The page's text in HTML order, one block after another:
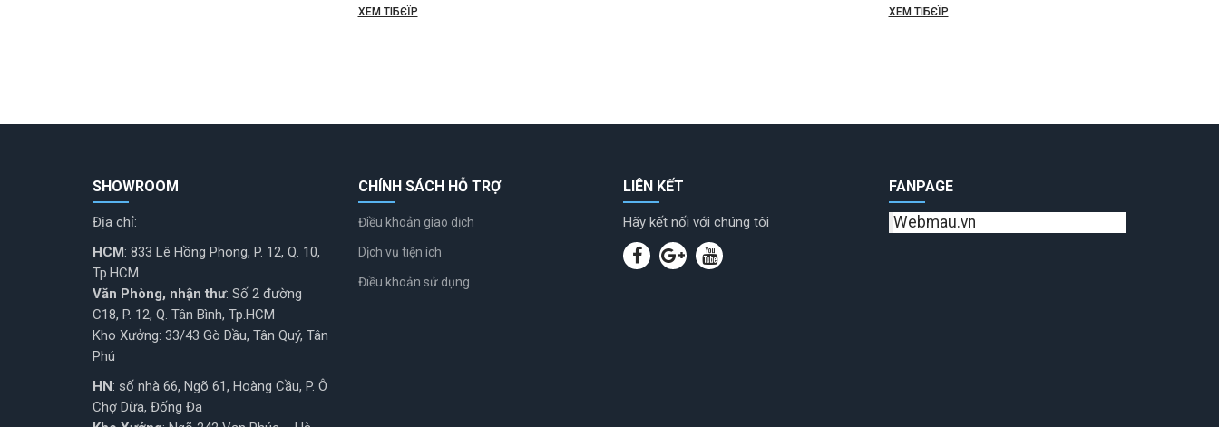
XEM TIБЄЇP XEM TIБЄЇP
SHOWROOM
Địa chỉ:
HCM: 833 Lê Hồng Phong, P. 12, Q. 10,
Tp.HCM
Văn Phòng, nhận thư: Số 2 đường
C18, P. 12, Q. Tân Bình, Tp.HCM
Kho Xưởng: 33/43 Gò Dầu, Tân Quý, Tân
Phú
HN: số nhà 66, Ngõ 61, Hoàng Cầu, P. Ô
Chợ Dừa, Đống Đa
CHÍNH SÁCH HỖ TRỢ
Điều khoản giao dịch
Dịch vụ tiện ích
Điều khoản sử dụng
LIÊN KẾT
Hãy kết nối với chúng tôi
FANPAGE
Webmau.vn